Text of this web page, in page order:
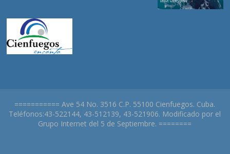
=========== Ave 54 No. 3516 C.P. 55100 Cienfuegos. Cuba.
Teléfonos:43-522144, 43-512139, 43-521906. Modificado por el
Grupo Internet del 5 de Septiembre. ========